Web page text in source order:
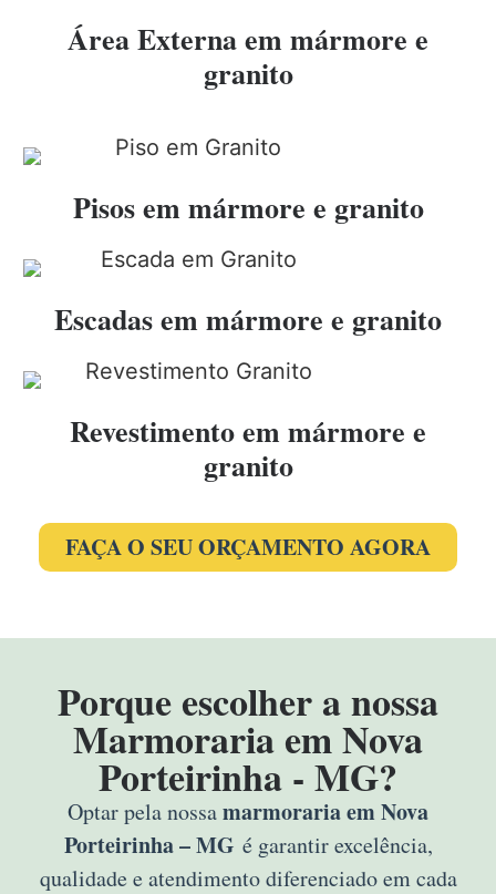
Área Externa em mármore e
granito
Pisos em mármore e granito
Escadas em mármore e granito
Revestimento em mármore e
granito
FAÇA O SEU ORÇAMENTO AGORA
Porque escolher a nossa
Marmoraria em Nova
Porteirinha - MG?
Optar pela nossamarmoraria em Nova
Porteirinha – MG é garantir excelência,
qualidade e atendimento diferenciado em cada